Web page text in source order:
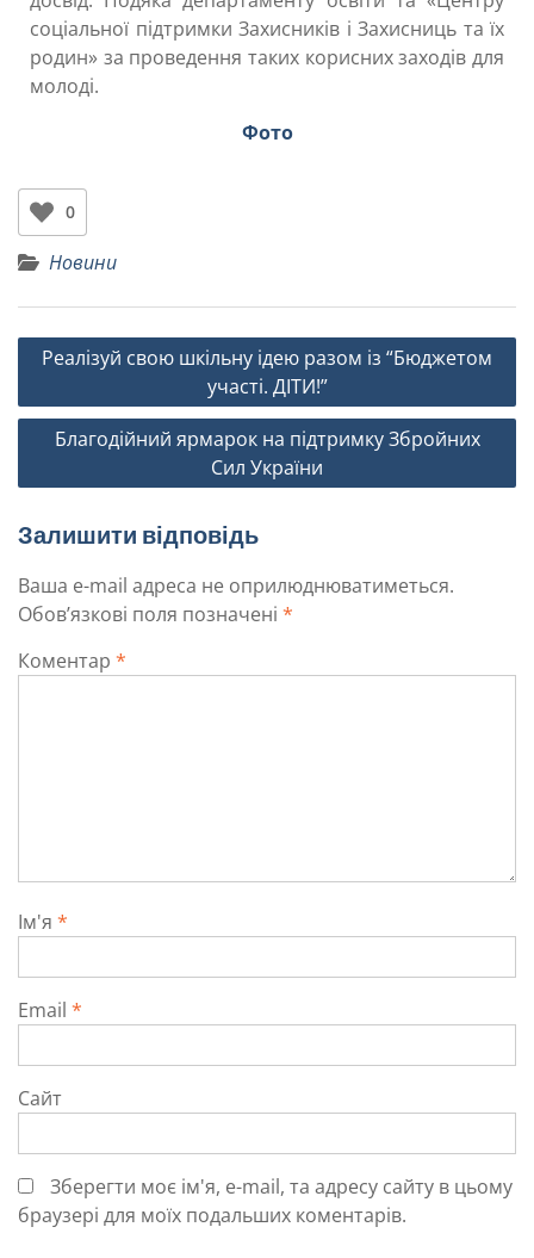
соціальної підтримки Захисників і Захисниць та їх
родин» за проведення таких корисних заходів для
молоді.
Фото
0
Новини
Реалізуй свою шкільну ідею разом із “Бюджетом
участі. ДІТИ!”
Благодійний ярмарок на підтримку Збройних
Сил України
Залишити відповідь
Ваша e-mail адреса не оприлюднюватиметься.
Обов’язкові поля позначені *
Коментар *
Ім'я *
Email *
Сайт
Зберегти моє ім'я, e-mail, та адресу сайту в цьому
браузері для моїх подальших коментарів.